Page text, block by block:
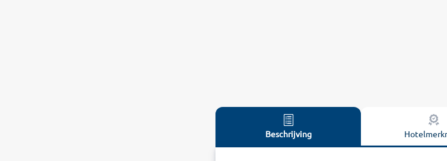
Beschrijving